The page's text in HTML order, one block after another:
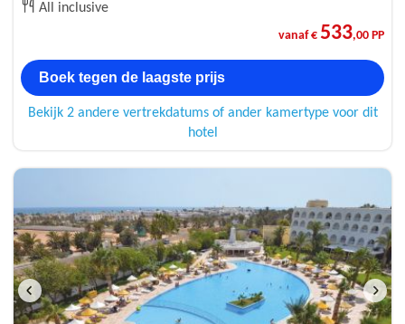
All inclusive
vanaf € 533,00 PP
Boek tegen de laagste prijs
Bekijk 2 andere vertrekdatums of ander kamertype voor dit
hotel